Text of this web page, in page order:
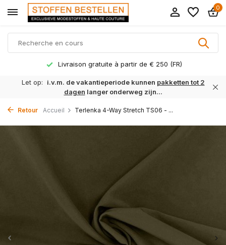
0
Livraison gratuite à partir de € 250 (FR)
Let op: i.v.m. de vakantieperiode kunnen pakketten tot 2
dagen langer onderweg zijn...
Retour Accueil Terlenka 4-Way Stretch TS06 - ...